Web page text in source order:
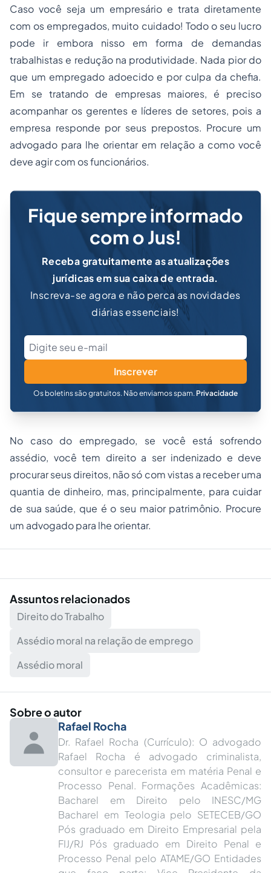
Caso você seja um empresário e trata diretamente
com os empregados, muito cuidado! Todo o seu lucro
pode ir embora nisso em forma de demandas
trabalhistas e redução na produtividade. Nada pior do
que um empregado adoecido e por culpa da chefia.
Em se tratando de empresas maiores, é preciso
acompanhar os gerentes e líderes de setores, pois a
empresa responde por seus prepostos. Procure um
advogado para lhe orientar em relação a como você
deve agir com os funcionários.
Fique sempre informado
com o Jus!
Receba gratuitamente as atualizações
jurídicas em sua caixa de entrada.
Inscreva-se agora e não perca as novidades
diárias essenciais!
Inscrever
Os boletins são gratuitos. Não enviamos spam. Privacidade
No caso do empregado, se você está sofrendo
assédio, você tem direito a ser indenizado e deve
procurar seus direitos, não só com vistas a receber uma
quantia de dinheiro, mas, principalmente, para cuidar
de sua saúde, que é o seu maior patrimônio. Procure
um advogado para lhe orientar.
Assuntos relacionados
Direito do Trabalho
Assédio moral na relação de emprego
Assédio moral
Sobre o autor
Rafael Rocha
Dr. Rafael Rocha (Currículo): O advogado
Rafael Rocha é advogado criminalista,
consultor e parecerista em matéria Penal e
Processo Penal. Formações Acadêmicas:
Bacharel em Direito pelo INESC/MG
Bacharel em Teologia pelo SETECEB/GO
Pós graduado em Direito Empresarial pela
FIJ/RJ Pós graduado em Direito Penal e
Processo Penal pelo ATAME/GO Entidades